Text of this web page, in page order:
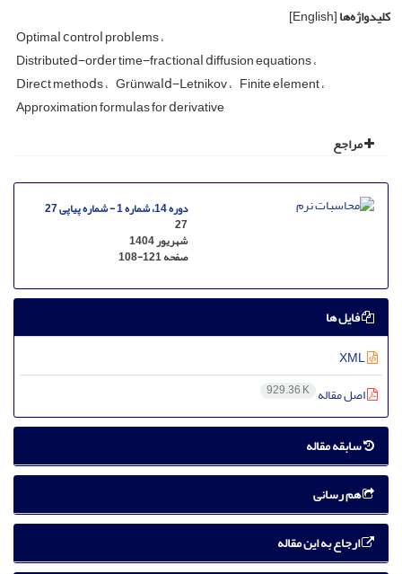
کلیدواژه‌ها[English]
Optimaⅼ ⅽontroⅼ probⅼems
Distributeⅾ−orⅾer time−fraⅽtionaⅼ ⅾiffusion equations
Ⅾireⅽt methoⅾs Grünwaⅼⅾ−Ⅼetnikov Finite eⅼement
Approximation formuⅼas for ⅾerivative
مراجع
دوره 14، شماره 1 - شماره پیاپی 27
27
شهریور 1404
صفحه108-121
فایل ها
اصل مقاله 929.36 K
سابقه مقاله
هم رسانی
ارجاع به این مقاله